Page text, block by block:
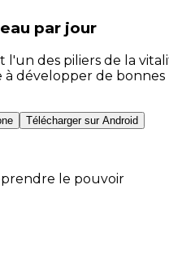
par jour
l'un des piliers de la
à développer de
Télécharger sur Android
le pouvoir